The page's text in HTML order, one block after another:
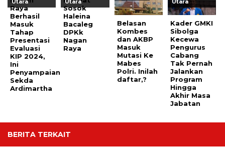
Utara
Raya
Berhasil
Masuk
Tahap
Presentasi
Evaluasi
KIP 2024,
Ini
Penyampaian
Sekda
Ardimartha
Utara
Sosok
Haleina
Bacaleg
DPKk
Nagan
Raya
Belasan
Kombes
dan AKBP
Masuk
Mutasi Ke
Mabes
Polri. Inilah
daftar,?
Utara
Kader GMKI
Sibolga
Kecewa
Pengurus
Cabang
Tak Pernah
Jalankan
Program
Hingga
Akhir Masa
Jabatan
BERITA TERKAIT